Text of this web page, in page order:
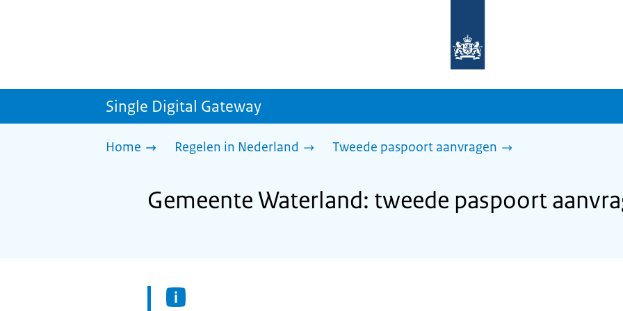
homepage
sdg.rijksoverheid.nl
Single Digital Gateway
Home Regelen in Nederland Tweede paspoort aanvragen
Gemeente Waterland: tweede paspoort